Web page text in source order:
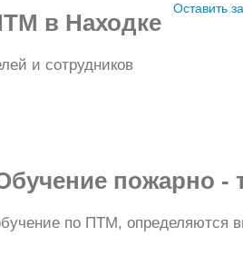
в Находке
и сотрудников
Оставить
пожарно -
по ПТМ,